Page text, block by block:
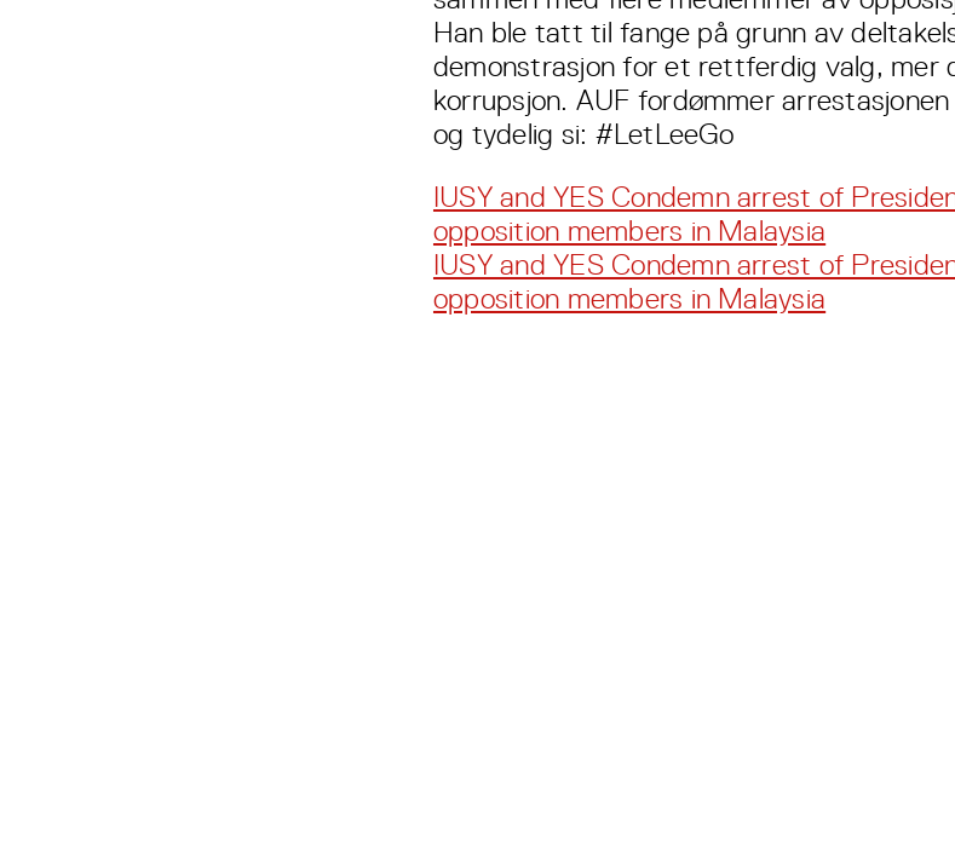
Han ble tatt til fange på grunn av
demonstrasjon for et rettferdig valg, mer
korrupsjon. AUF fordømmer
og tydelig si: #LetLeeGo
IUSY and YES Condemn arrest of
opposition members in Malaysia
IUSY and YES Condemn arrest of
opposition members in Malaysia